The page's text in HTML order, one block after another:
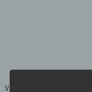
VERANSTALTUNGSORT